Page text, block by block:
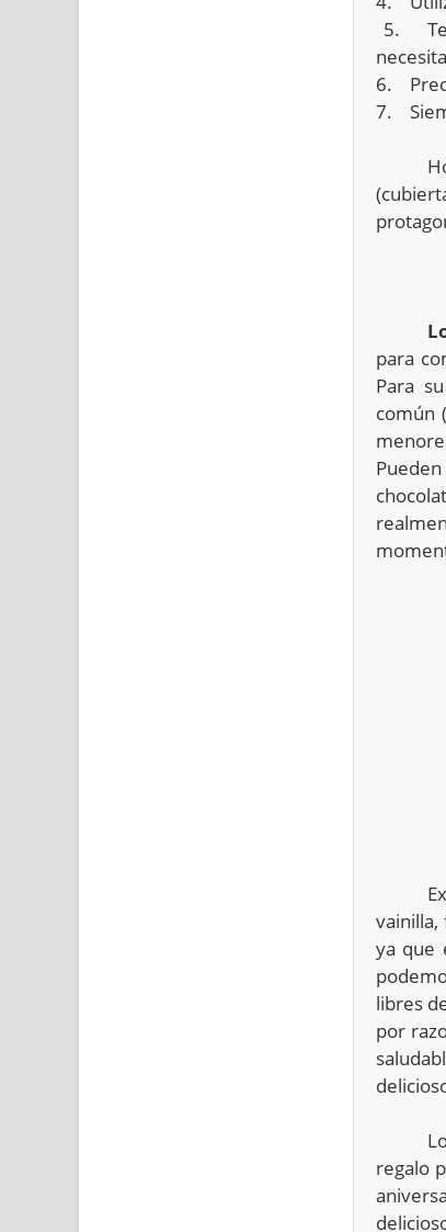
5.
6.
7.
para
Para
común
ya que
libres
por
regalo